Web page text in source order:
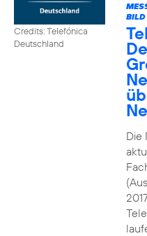
Credits: Telefónica
Deutschland
BILD
Die